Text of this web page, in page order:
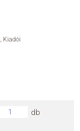
, Kiadói
db